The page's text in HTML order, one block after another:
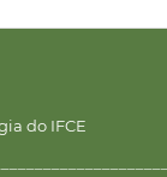
do IFCE